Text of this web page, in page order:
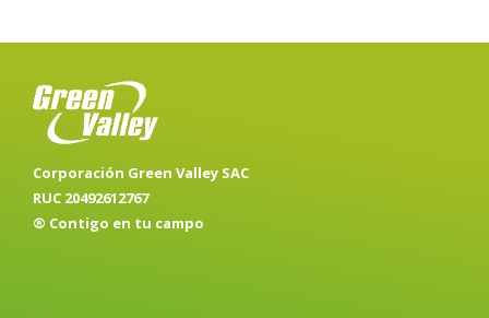
Corporación Green Valley SAC
RUC 20492612767
® Contigo en tu campo